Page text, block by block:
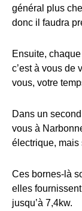
général plus
donc il faudra
Ensuite,
c’est à vous de
vous, votre
Dans un
vous à
électrique, mais
Ces bornes-là
elles
jusqu’à 7,4kw.